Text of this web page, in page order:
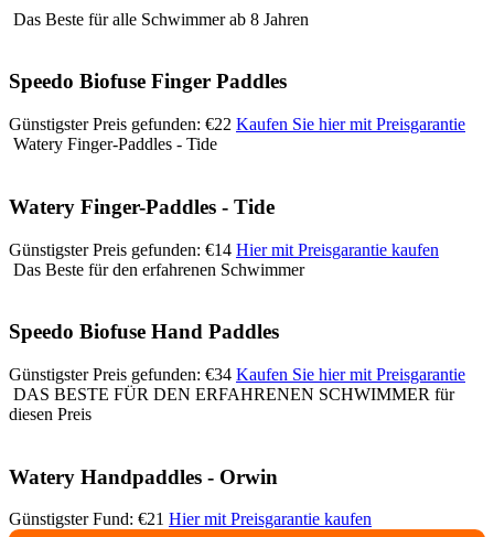
Das Beste für alle Schwimmer ab 8 Jahren
Speedo Biofuse Finger Paddles
Günstigster Preis gefunden: €22 Kaufen Sie hier mit Preisgarantie
Watery Finger-Paddles - Tide
Watery Finger-Paddles - Tide
Günstigster Preis gefunden: €14 Hier mit Preisgarantie kaufen
Das Beste für den erfahrenen Schwimmer
Speedo Biofuse Hand Paddles
Günstigster Preis gefunden: €34 Kaufen Sie hier mit Preisgarantie
DAS BESTE FÜR DEN ERFAHRENEN SCHWIMMER für
diesen Preis
Watery Handpaddles - Orwin
Günstigster Fund: €21 Hier mit Preisgarantie kaufen